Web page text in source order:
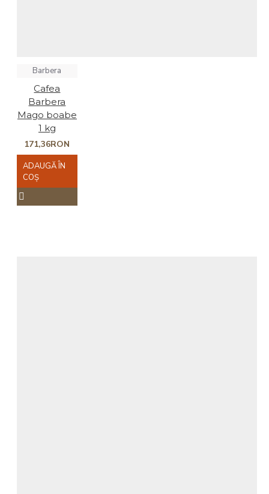
Barbera
Cafea
Barbera
Mago boabe
1 kg
171,36RON
ADAUGĂ ÎN
COŞ